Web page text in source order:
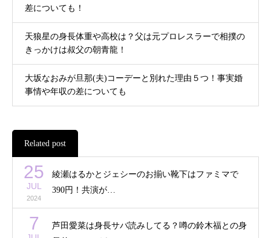
差についても！
天狼星の身長体重や高校は？父は元プロレスラーで相撲の
きっかけは叔父の朝青龍！
大坂なおみが旦那(夫)コーデーと別れた理由５つ！事実婚
事情や年収の差についても
Related post
25
JUL
2024
綾瀬はるかとジェシーのお揃い靴下はファミマで
390円！共演が…
7
芦田愛菜は身長サバ読みしてる？噂の鈴木福との身